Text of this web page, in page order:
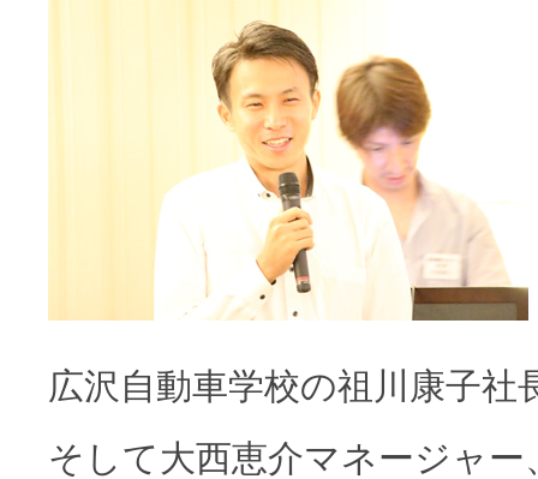
広沢自動車学校の祖川康子社
そして大西恵介マネージャ